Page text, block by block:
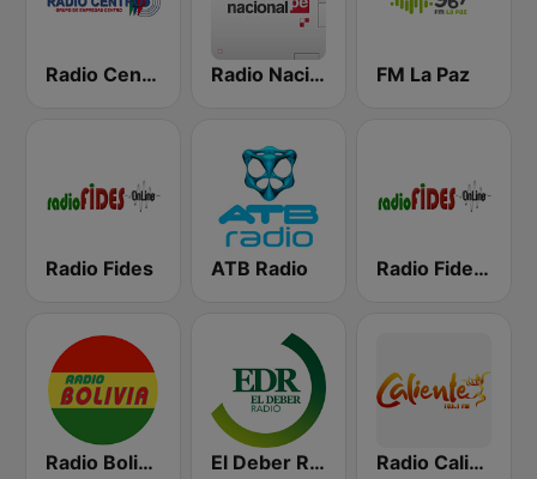
Radio Centro FM 96.1 Radio Nacional FM La Paz
Radio Fides ATB Radio Radio Fides Cochabamba
Radio Bolivia El Deber Radio Radio Caliente 105.1 FM